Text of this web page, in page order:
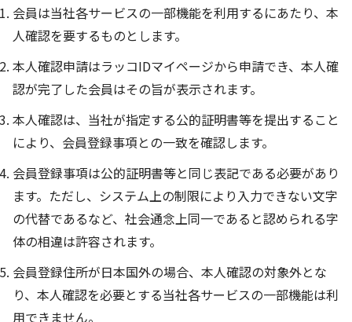
会員は当社各サービスの一部機能を利用するにあたり、本
人確認を要するものとします。
本人確認申請はラッコIDマイページから申請でき、本人確
認が完了した会員はその旨が表示されます。
本人確認は、当社が指定する公的証明書等を提出すること
により、会員登録事項との一致を確認します。
会員登録事項は公的証明書等と同じ表記である必要があり
ます。ただし、システム上の制限により入力できない文字
の代替であるなど、社会通念上同一であると認められる字
体の相違は許容されます。
会員登録住所が日本国外の場合、本人確認の対象外とな
り、本人確認を必要とする当社各サービスの一部機能は利
用できません。